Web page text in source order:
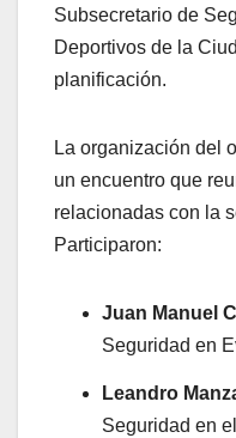
Subsecretario de
Deportivos de la
planificación.
La organización del
un encuentro que
relacionadas con la
Participaron:
Juan Manuel
Seguridad en
Leandro
Seguridad en